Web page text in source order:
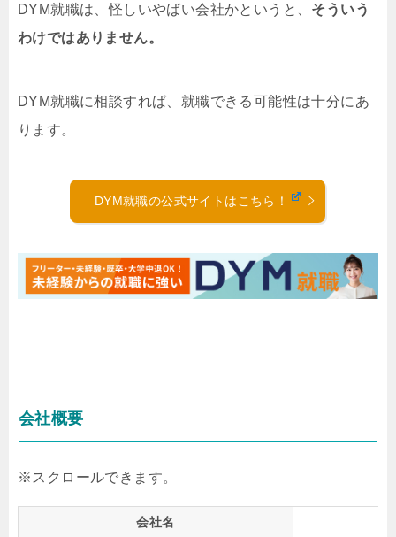
DYM就職は、怪しいやばい会社かというと、 そういう
わけではありません。
DYM就職に相談すれば、就職できる可能性は十分にあ
ります。
DYM就職の公式サイトはこちら！
会社概要
会社名